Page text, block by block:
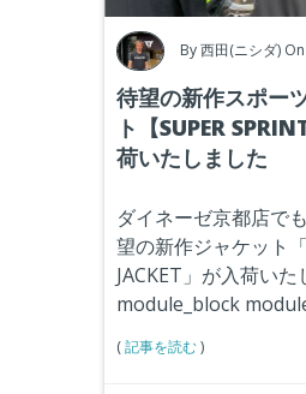
By西田(ニシダ)
待望の新作スポー
ト【SUPER
荷いたしました
ダイネーゼ京都店で
望の新作ジャケット
JACKET」が入荷いた
module_block
(記事を読む)